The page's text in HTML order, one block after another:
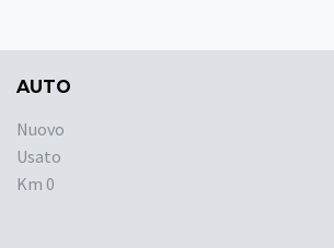
AUTO
Nuovo
Usato
Km 0